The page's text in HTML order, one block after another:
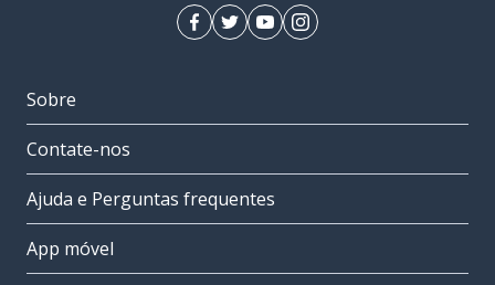
Sobre
Contate-nos
Ajuda e Perguntas frequentes
App móvel